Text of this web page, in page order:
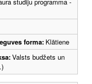
forma: Klātiene
Valsts budžets un